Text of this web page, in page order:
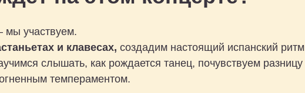
участвуем.
и клавесах, создадим настоящий испанский ритм
слышать, как рождается танец, почувствуем разницу
темпераментом.